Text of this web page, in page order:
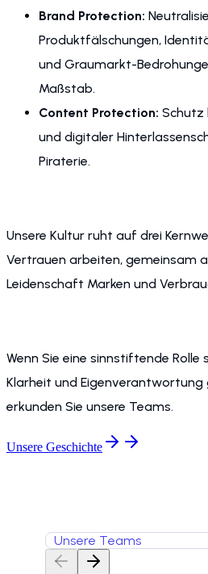
Brand Protection:
Produktfälschungen,
und Graumarkt-
Maßstab.
Content Protection: Schutz
und digitaler
Piraterie.
Unsere Kultur ruht auf drei
Vertrauen arbeiten, gemeinsam
Leidenschaft Marken und
Wenn Sie eine sinnstiftende Rolle
Klarheit und Eigenverantwortung
erkunden Sie unsere Teams.
Unsere Geschichte
Unsere Teams